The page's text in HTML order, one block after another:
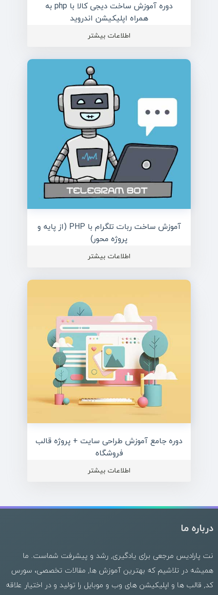
دوره آموزش ساخت دیجی کالا با php به
همراه اپلیکیشن اندروید
اطلاعات بیشتر
آموزش ساخت ربات تلگرام با PHP (از پایه و
پروژه محور)
اطلاعات بیشتر
دوره جامع آموزش طراحی سایت + پروژه قالب
فروشگاه
اطلاعات بیشتر
درباره ما
نت پارادیس مرجعی برای یادگیری, رشد و پیشرفت شماست. ما
همیشه در تلاشیم که بهترینآموزش ها, مقالات تخصصی، سورس
کد, قالب ها و اپلیکیشن های وب و موبایل را تولید و در اختیار علاقه